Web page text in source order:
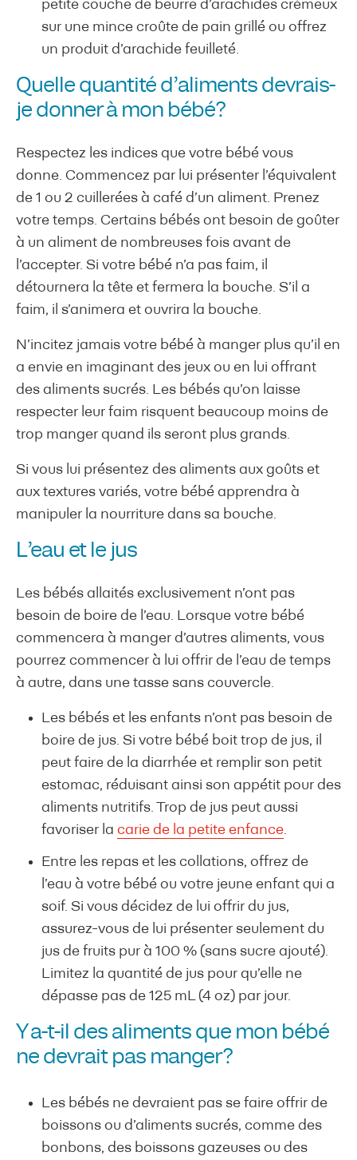
petite couche de beurre d’arachides crémeux
sur une mince croûte de pain grillé ou offrez
un produit d’arachide feuilleté.
Quelle quantité d’aliments devrais-
je donner à mon bébé?
Respectez les indices que votre bébé vous
donne. Commencez par lui présenter l’équivalent
de 1 ou 2 cuillerées à café d’un aliment. Prenez
votre temps. Certains bébés ont besoin de goûter
à un aliment de nombreuses fois avant de
l’accepter. Si votre bébé n’a pas faim, il
détournera la tête et fermera la bouche. S’il a
faim, il s’animera et ouvrira la bouche.
N’incitez jamais votre bébé à manger plus qu’il en
a envie en imaginant des jeux ou en lui offrant
des aliments sucrés. Les bébés qu’on laisse
respecter leur faim risquent beaucoup moins de
trop manger quand ils seront plus grands.
Si vous lui présentez des aliments aux goûts et
aux textures variés, votre bébé apprendra à
manipuler la nourriture dans sa bouche.
L’eau et le jus
Les bébés allaités exclusivement n’ont pas
besoin de boire de l’eau. Lorsque votre bébé
commencera à manger d’autres aliments, vous
pourrez commencer à lui offrir de l’eau de temps
à autre, dans une tasse sans couvercle.
Les bébés et les enfants n’ont pas besoin de
boire de jus. Si votre bébé boit trop de jus, il
peut faire de la diarrhée et remplir son petit
estomac, réduisant ainsi son appétit pour des
aliments nutritifs. Trop de jus peut aussi
favoriser la carie de la petite enfance.
Entre les repas et les collations, offrez de
l’eau à votre bébé ou votre jeune enfant qui a
soif. Si vous décidez de lui offrir du jus,
assurez-vous de lui présenter seulement du
jus de fruits pur à 100 % (sans sucre ajouté).
Limitez la quantité de jus pour qu’elle ne
dépasse pas de 125 mL (4 oz) par jour.
Y a-t-il des aliments que mon bébé
ne devrait pas manger?
Les bébés ne devraient pas se faire offrir de
boissons ou d’aliments sucrés, comme des
bonbons, des boissons gazeuses ou des